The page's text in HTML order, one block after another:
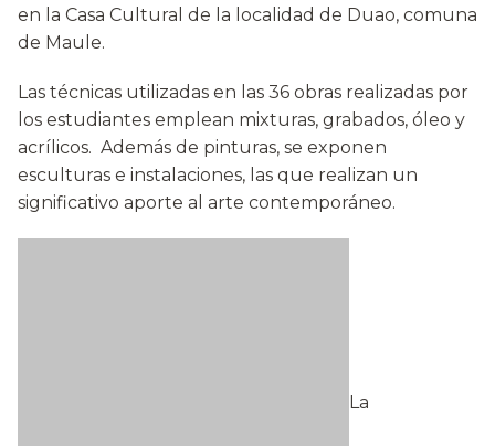
en la Casa Cultural de la localidad de Duao, comuna
de Maule.
Las técnicas utilizadas en las 36 obras realizadas por
los estudiantes emplean mixturas, grabados, óleo y
acrílicos. Además de pinturas, se exponen
esculturas e instalaciones, las que realizan un
significativo aporte al arte contemporáneo.
La